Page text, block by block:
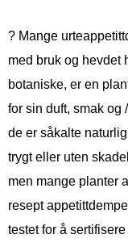
? Mange
med bruk og hevdet
botaniske, er en
for sin duft, smak og
de er såkalte
trygt eller uten
men mange planter
resept
testet for å